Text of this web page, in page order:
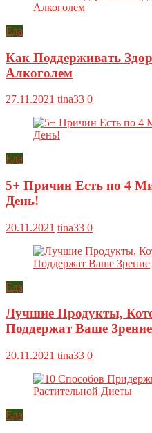
Еда
Как Поддерживать
Алкоголем
27.11.2021 tina33 0
Еда
5+ Причин Есть по 4
День!
20.11.2021 tina33 0
Еда
Лучшие Продукты,
Поддержат Ваше Зрение
20.11.2021 tina33 0
Еда